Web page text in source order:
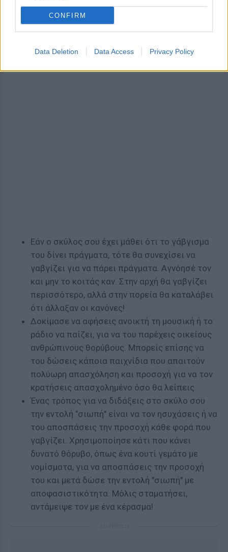
CONFIRM
Data Deletion Data Access Privacy Policy
Εάν ο σκύλος σου έχει μάθει ότι το γάβγισμα
του δίνει πράγματα, τότε θα συνεχίσει να
γαβγίζει για να πάρει πράγματα. Αγνόησέ τον
και μην το κοιτάς καν. Στην αρχή θα γαβγίζει
περισσότερο, αλλά στην πορεία θα καταλάβει
ότι άλλαξαν οι κανόνες!
Δοκίμασε να αφήσεις ανοικτή τη μουσική ή το
ράδιο να παίζει, για να του παρέχεις οικείους
ανθρώπινους θορύβους. Μπορείς επίσης να
του δώσεις κάποια παιχνίδια που απαιτούν
πολύωρη απασχόληση και προσοχή για να τον
κρατήσεις απασχολημένο όσο θα λείπεις.
Ένας τρόπος για να διδάξεις στο σκύλο σου
την εντολή "σιωπή" είναι να τον ησυχάσεις ή να
του αποσπάσεις την προσοχή κάθε φορά που
γαβγίζει. Χρησιμοποίησε κάτι που κάνει
δυνατό θόρυβο, όπως ένα κουτί γεμάτο με
νομίσματα, για να αποσπάσεις την προσοχή
του και μετά δώσε την εντολή "σιωπή" με
αποφασιστικότητα. Μόλις σταματήσει,
αντάμειψε τον με ένα κέρασμα!